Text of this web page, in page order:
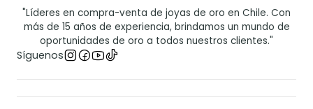
"Líderes en compra-venta de joyas de oro en Chile. Con
más de 15 años de experiencia, brindamos un mundo de
oportunidades de oro a todos nuestros clientes."
Síguenos